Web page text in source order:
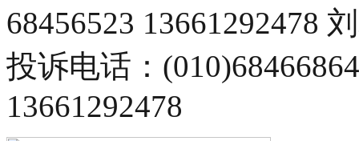
68456523 13661292478
投诉电话：
13661292478